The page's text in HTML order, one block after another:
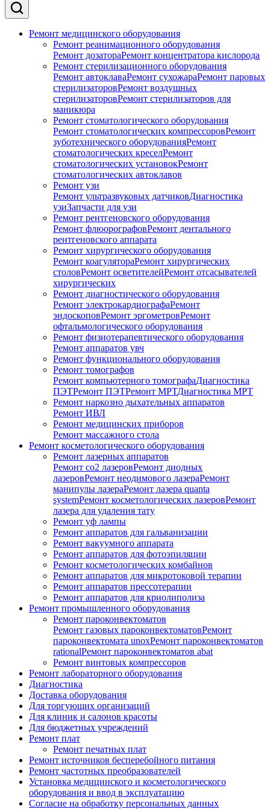
Ремонт медицинского оборудования
Ремонт реанимационного оборудования
Ремонт дозатораРемонт концентратора кислорода
Ремонт стерилизационного оборудования
Ремонт автоклаваРемонт сухожараРемонт паровых
стерилизаторовРемонт воздушных
стерилизаторовРемонт стерилизаторов для
маникюра
Ремонт стоматологического оборудования
Ремонт стоматологических компрессоровРемонт
зуботехнического оборудованияРемонт
стоматологических креселРемонт
стоматологических установокРемонт
стоматологических автоклавов
Ремонт узи
Ремонт ультразвуковых датчиковДиагностика
узиЗапчасти для узи
Ремонт рентгеновского оборудования
Ремонт флюорографовРемонт дентального
рентгеновского аппарата
Ремонт хирургического оборудования
Ремонт коагулятораРемонт хирургических
столовРемонт осветителейРемонт отсасывателей
хирургических
Ремонт диагностического оборудования
Ремонт электрокардиографаРемонт
эндоскоповРемонт эргометровРемонт
офтальмологического оборудования
Ремонт физиотерапевтического оборудования
Ремонт аппаратов увч
Ремонт функционального оборудования
Ремонт томографов
Ремонт компьютерного томографаДиагностика
ПЭТРемонт ПЭТРемонт МРТДиагностика МРТ
Ремонт наркозно дыхательных аппаратов
Ремонт ИВЛ
Ремонт медицинских приборов
Ремонт массажного стола
Ремонт косметологического оборудования
Ремонт лазерных аппаратов
Ремонт co2 лазеровРемонт диодных
лазеровРемонт неодимового лазераРемонт
манипулы лазераРемонт лазера quanta
systemРемонт косметологических лазеровРемонт
лазера для удаления тату
Ремонт уф лампы
Ремонт аппаратов для гальванизации
Ремонт вакуумного аппарата
Ремонт аппаратов для фотоэпиляции
Ремонт косметологических комбайнов
Ремонт аппаратов для микротоковой терапии
Ремонт аппаратов прессотерапии
Ремонт аппаратов для криолиполиза
Ремонт промышленного оборудования
Ремонт пароконвектоматов
Ремонт газовых пароконвектоматовРемонт
пароконвектомата unoxРемонт пароконвектоматов
rationalРемонт пароконвектоматов abat
Ремонт винтовых компрессоров
Ремонт лабораторного оборудования
Диагностика
Доставка оборудования
Для торгующих организаций
Для клиник и салонов красоты
Для бюджетных учреждений
Ремонт плат
Ремонт печатных плат
Ремонт источников бесперебойного питания
Ремонт частотных преобразователей
Установка медицинского и косметологического
оборудования и ввод в эксплуатацию
Согласие на обработку персональных данных